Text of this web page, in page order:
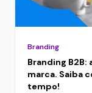
Branding
Branding
marca. Saiba
tempo!